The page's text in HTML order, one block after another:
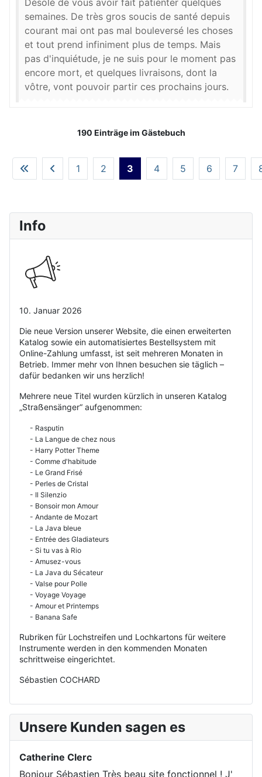
Info
10. Januar 2026
Die neue Version unserer Website, die einen erweiterten
Katalog sowie ein automatisiertes Bestellsystem mit
Online-Zahlung umfasst, ist seit mehreren Monaten in
Betrieb. Immer mehr von Ihnen besuchen sie täglich –
dafür bedanken wir uns herzlich!
Mehrere neue Titel wurden kürzlich in unseren Katalog
„Straẞensänger“ aufgenommen:
- Rasputin
- La Langue de chez nous
- Harry Potter Theme
- Comme d'habitude
- Le Grand Frisé
- Perles de Cristal
- Il Silenzio
- Bonsoir mon Amour
- Andante de Mozart
- La Java bleue
- Entrée des Gladiateurs
- Si tu vas à Rio
- Amusez-vous
- La Java du Sécateur
- Valse pour Polle
- Voyage Voyage
- Amour et Printemps
- Banana Safe
Rubriken für Lochstreifen und Lochkartons für weitere
Instrumente werden in den kommenden Monaten
schrittweise eingerichtet.
Sébastien COCHARD
Unsere Kunden sagen es
Catherine Clerc
Bonjour Sébastien Très beau site fonctionnel ! J'
Désolé de vous avoir fait patienter quelques
semaines. De très gros soucis de santé depuis
courant mai ont pas mal bouleversé les choses
et tout prend infiniment plus de temps. Mais
pas d'inquiétude, je ne suis pour le moment pas
encore mort, et quelques livraisons, dont la
vôtre, vont pouvoir partir ces prochains jours.
190 Einträge im Gästebuch
1 2 3 4 5 6 7